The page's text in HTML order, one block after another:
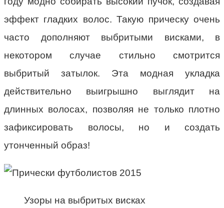
эффект гладких волос. Такую прическу очень
часто дополняют выбритыми висками, в
некотором случае стильно смотрится
выбритый затылок. Эта модная укладка
действительно выигрышно выглядит на
длинных волосах, позволяя не только плотно
зафиксировать волосы, но и создать
утонченный образ!
Узоры на выбритых висках